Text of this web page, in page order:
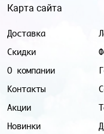
Доставка
Скидки
О компании
Контакты
Акции
Новинки
Карта сайта